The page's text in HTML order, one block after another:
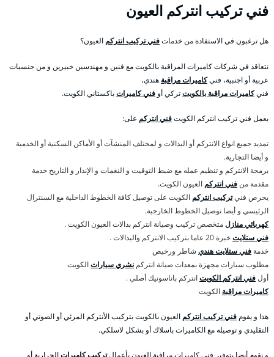
فني تركيب انتركم العيون
هل ترغبون في الاستفادة من خدماتفني تركيب انتركمالعيون؟
نتعاقد في شركات كاميرات المراقبة بالكويت مع فنين و مهندسين خبيرين و من جنسيات
عربية أو اجنبية، فنيكاميرات مراقبة هندي،
فنيكاميرات مراقبة بالكويتتركي أو فني كاميراتباكستاني الكويت.
يعمل فني تركيب انتركم الكويتفني انتركم على:
تمديد جميع انواع الانتركم أو البدالات و لمختلف المنشآت أو الأماكن السكنية أو الخدمية
و أيضا التجارية.
برمجة الانتركم و تنظيم عمله مع ضبط التوقيت و النغمات و الإنذار و التاريخ خدمة
مقدمة من فني انتركم العيون الكويت.
يحرص فنيتركيب انتركم الكويت على توصيل كافة الخطوط الداخلية مع السنترال
الرئيسي و أيضا توصيل الخطوط الخارجية.
كهربائي منازلمتخصص تركيب وصيانة انتركم بدالات العيون الكويت .
فني ستلايتخبرة 20 عاما بتركيب الانتركم والبدالات .
خدمة فني ستلايت هندي شاطر ورخيص
مطلوب سيارات مجهزة بمعدات صيانة انتركم نشري سياراتالكويت
أولفني انتركم الكويتانتركم باناسونيك أصلي .
كاميرات مراقبة الكويت
هذا و يقوم فني تركيب انتركم العيون بالكويت بتركيب الأنتركم المرئي أو الصوتي أو
التقليدي و توصيله مع الكاميرات باسلاك أو بشكل لاسلكي.